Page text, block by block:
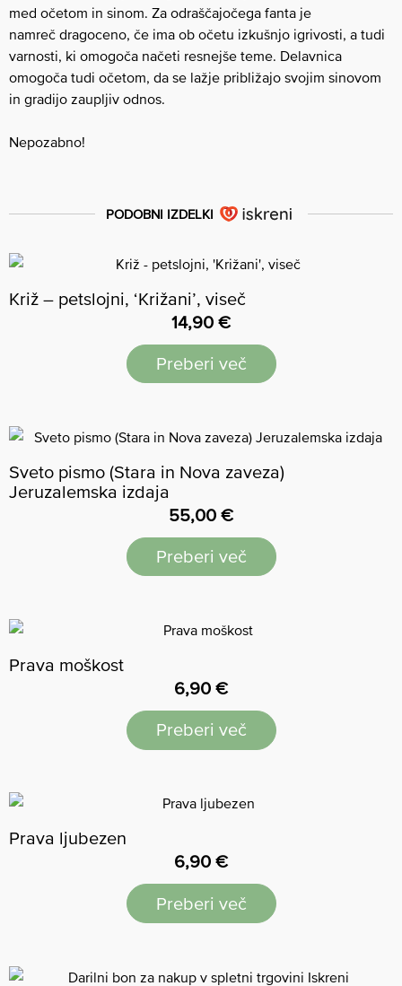
med očetom in sinom. Za odraščajočega fanta je
namreč dragoceno, če ima ob očetu izkušnjo igrivosti, a tudi
varnosti, ki omogoča načeti resnejše teme. Delavnica
omogoča tudi očetom, da se lažje približajo svojim sinovom
in gradijo zaupljiv odnos.
Nepozabno!
PODOBNI IZDELKI
Križ – petslojni, ‘Križani’, viseč
14,90 €
Preberi več
Sveto pismo (Stara in Nova zaveza)
Jeruzalemska izdaja
55,00 €
Preberi več
Prava moškost
6,90 €
Preberi več
Prava ljubezen
6,90 €
Preberi več